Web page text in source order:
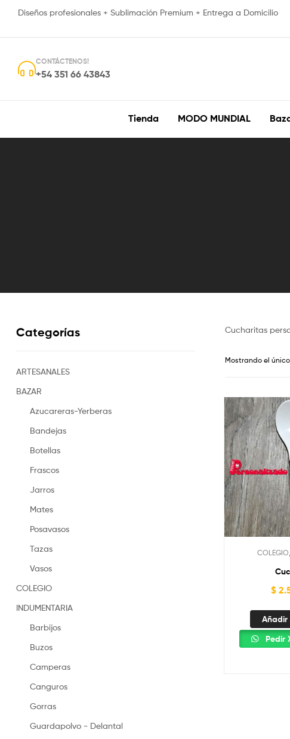
Diseños profesionales + Sublimación Premium + Entrega a Domicilio
CONTÁCTENOS!
+54 351 66 43843
Tienda MODO MUNDIAL
Cucharitas
Mostrando el
COLEGIO
$
Añadir
Pedir
Categorías
ARTESANALES
BAZAR
Azucareras-Yerberas
Bandejas
Botellas
Frascos
Jarros
Mates
Posavasos
Tazas
Vasos
COLEGIO
INDUMENTARIA
Barbijos
Buzos
Camperas
Canguros
Gorras
Guardapolvo - Delantal